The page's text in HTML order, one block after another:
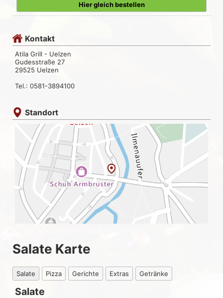
Hier gleich bestellen
Kontakt
Atila Grill - Uelzen
Gudesstraße 27
29525 Uelzen
Tel.: 0581-3894100
Standort
Salate Karte
Salate Pizza Gerichte Extras Getränke
Salate